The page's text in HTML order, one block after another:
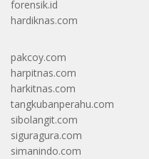
forensik.id
hardiknas.com
pakcoy.com
harpitnas.com
harkitnas.com
tangkubanperahu.com
sibolangit.com
siguragura.com
simanindo.com